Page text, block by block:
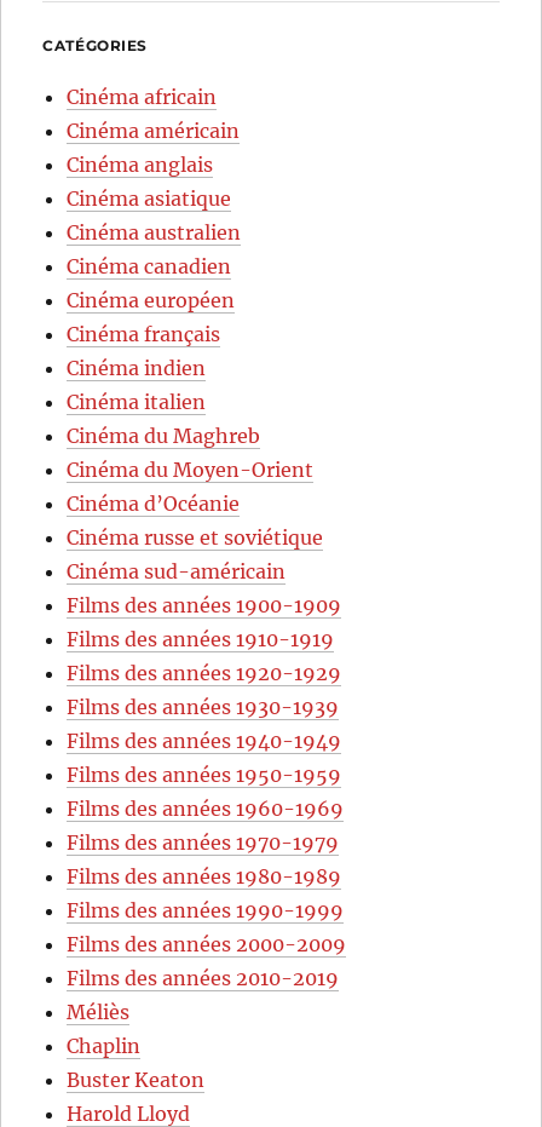
CATÉGORIES
Cinéma africain
Cinéma américain
Cinéma anglais
Cinéma asiatique
Cinéma australien
Cinéma canadien
Cinéma européen
Cinéma français
Cinéma indien
Cinéma italien
Cinéma du Maghreb
Cinéma du Moyen-Orient
Cinéma d’Océanie
Cinéma russe et soviétique
Cinéma sud-américain
Films des années 1900-1909
Films des années 1910-1919
Films des années 1920-1929
Films des années 1930-1939
Films des années 1940-1949
Films des années 1950-1959
Films des années 1960-1969
Films des années 1970-1979
Films des années 1980-1989
Films des années 1990-1999
Films des années 2000-2009
Films des années 2010-2019
Méliès
Chaplin
Buster Keaton
Harold Lloyd